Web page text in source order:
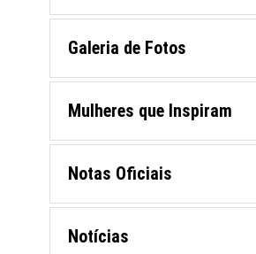
Galeria de Fotos
Mulheres que Inspiram
Notas Oficiais
Notícias